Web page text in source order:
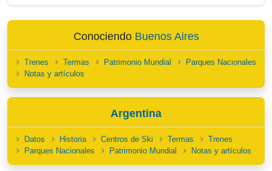
Conociendo Buenos Aires
Trenes Termas Patrimonio Mundial
Parques Nacionales
Notas y artículos
Argentina
Datos Historia Centros de Ski Termas
Trenes
Parques Nacionales
Patrimonio Mundial Notas y artículos